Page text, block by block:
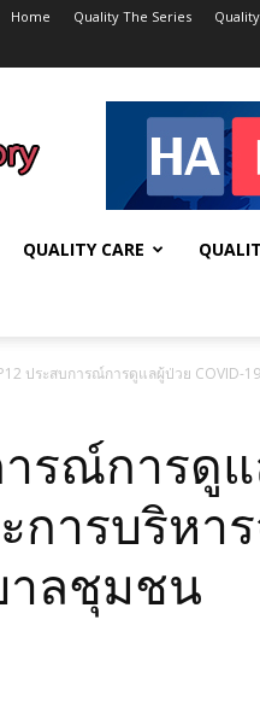
Home Quality The Series
QUALITY CARE
ประสบการณ์การดูแลผู้ป่วย COVID-
ารณ์การดู
การบริหา
าลชุมชน